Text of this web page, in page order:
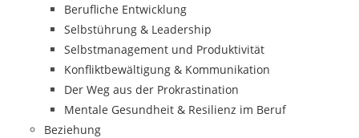
Berufliche Entwicklung
Selbstührung & Leadership
Selbstmanagement und Produktivität
Konfliktbewältigung & Kommunikation
Der Weg aus der Prokrastination
Mentale Gesundheit & Resilienz im Beruf
Beziehung